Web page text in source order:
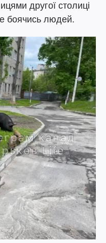
другої столиці
боячись людей.